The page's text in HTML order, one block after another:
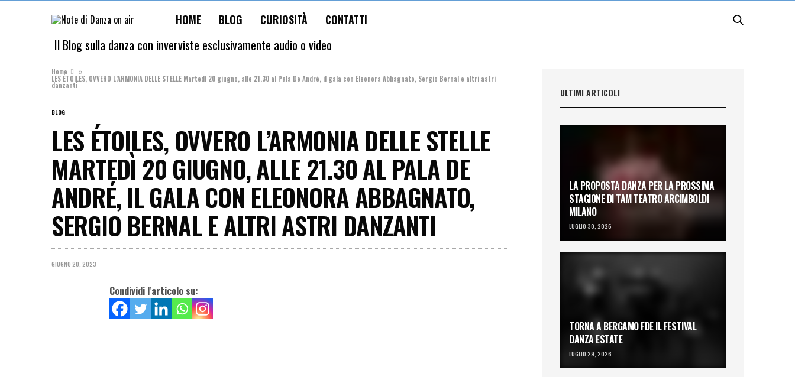
HOME BLOG CURIOSITÀ CONTATTI
Il Blog sulla danza con inverviste esclusivamente audio o video
Home »
LES ÉTOILES, OVVERO L’ARMONIA DELLE STELLE Martedì 20 giugno, alle 21.30 al Pala De André, il gala con Eleonora Abbagnato, Sergio Bernal e altri astri
danzanti
BLOG
LES ÉTOILES, OVVERO L’ARMONIA DELLE STELLE
MARTEDÌ 20 GIUGNO, ALLE 21.30 AL PALA DE
ANDRÉ, IL GALA CON ELEONORA ABBAGNATO,
SERGIO BERNAL E ALTRI ASTRI DANZANTI
GIUGNO 20, 2023
Condividi l'articolo su:
ULTIMI ARTICOLI
LA PROPOSTA DANZA PER LA PROSSIMA
STAGIONE DI TAM TEATRO ARCIMBOLDI
MILANO
LUGLIO 30, 2026
TORNA A BERGAMO FDE IL FESTIVAL
DANZA ESTATE
LUGLIO 29, 2026